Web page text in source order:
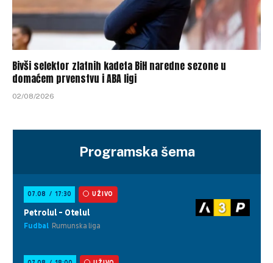
Bivši selektor zlatnih kadeta BiH naredne sezone u
domaćem prvenstvu i ABA ligi
02/08/2026
Programska šema